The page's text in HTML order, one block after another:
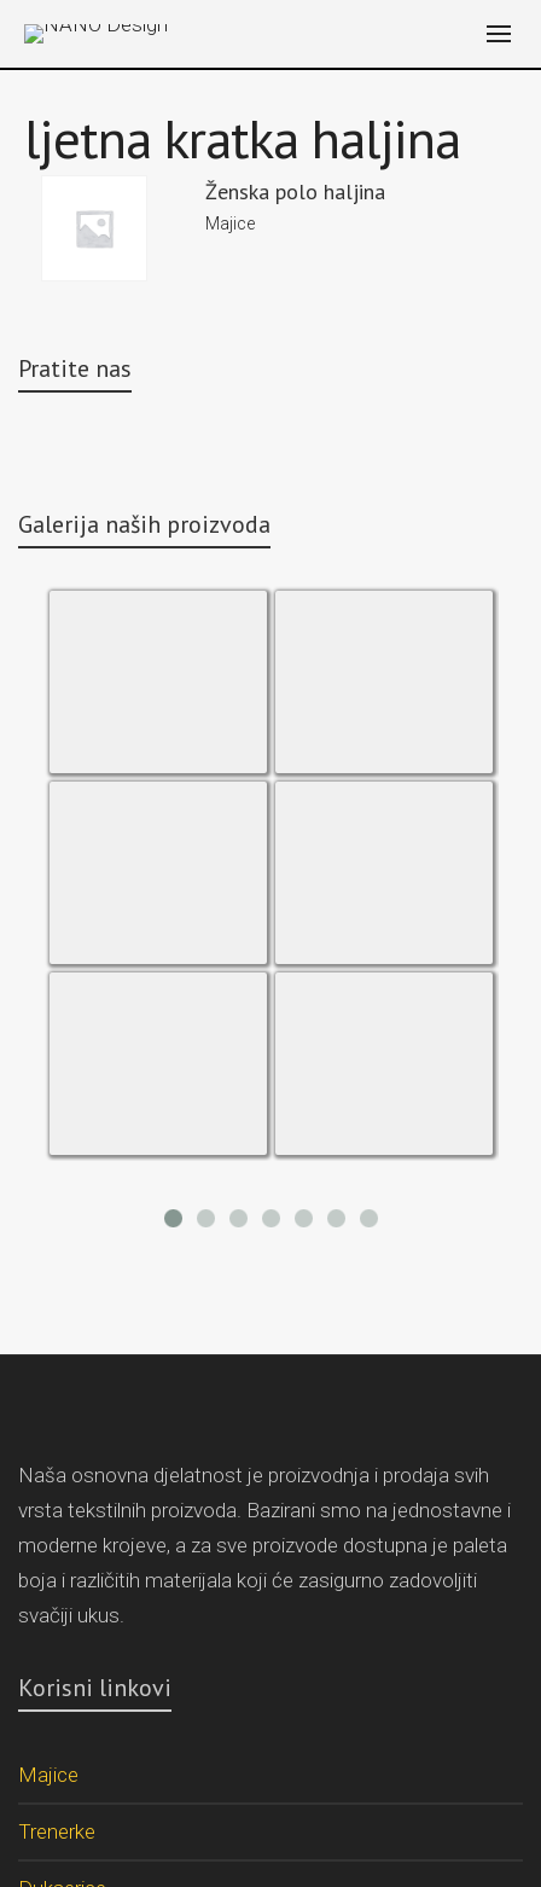
ljetna kratka haljina
Ženska polo haljina
Majice
Pratite nas
Galerija naših proizvoda
Naša osnovna djelatnost je proizvodnja i prodaja svih
vrsta tekstilnih proizvoda. Bazirani smo na jednostavne i
moderne krojeve, a za sve proizvode dostupna je paleta
boja i različitih materijala koji će zasigurno zadovoljiti
svačiji ukus.
Korisni linkovi
Majice
Trenerke